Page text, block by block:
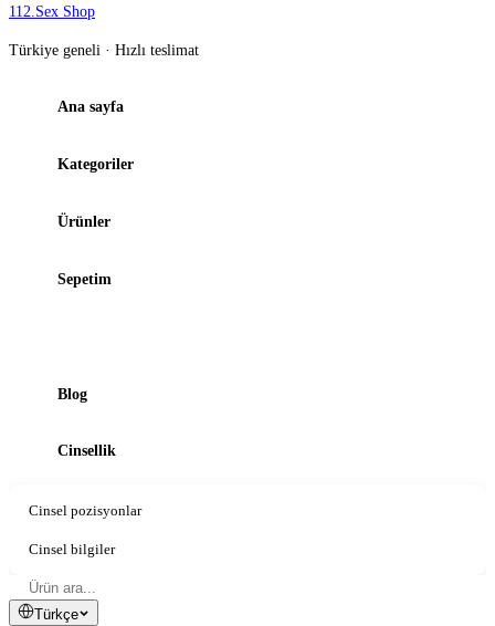
112.Sex Shop
Türkiye geneli · Hızlı teslimat
Ana sayfa
Kategoriler
Ürünler
Sepetim
Blog
Cinsellik
Cinsel pozisyonlar
Cinsel bilgiler
Türkçe